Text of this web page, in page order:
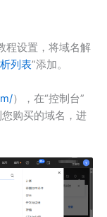
程设置，将域名解
列表”添加。
），在“控制台”
您购买的域名，进